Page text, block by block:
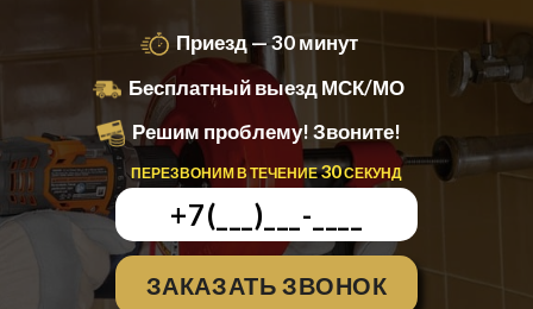
Приезд — 30 минут
Бесплатный выезд МСК/МО
Решим проблему! Звоните!
ПЕРЕЗВОНИМ В ТЕЧЕНИЕ30СЕКУНД